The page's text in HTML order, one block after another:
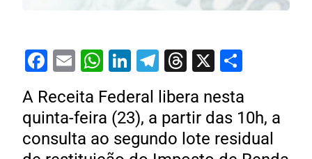
Facebook
EmailWhatsApp
LinkedIn
Telegram
Threads
X
A Receita Federal libera nesta
quinta-feira (23), a partir das 10h, a
consulta ao segundo lote residual